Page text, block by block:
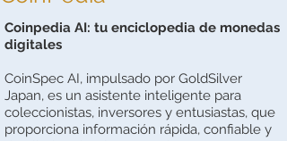
Coinpedia AI: tu enciclopedia de monedas
digitales
CoinSpec AI, impulsado por GoldSilver
Japan, es un asistente inteligente para
coleccionistas, inversores y entusiastas, que
proporciona información rápida, confiable y